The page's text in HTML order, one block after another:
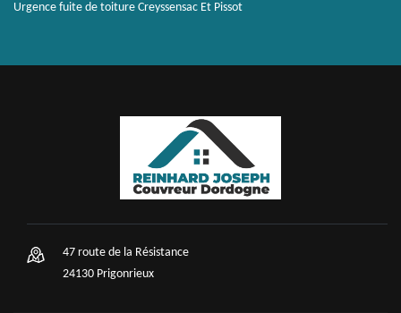
Urgence fuite de toiture Creyssensac Et Pissot
47 route de la Résistance
24130 Prigonrieux